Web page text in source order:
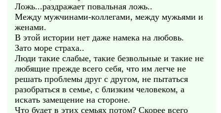
Ложь...раздражает повальная ложь..
Между мужчинами-коллегами, между мужьями и
женами.
В этой истории нет даже намека на любовь.
Зато море страха..
Люди такие слабые, такие безвольные и такие не
любящие прежде всего себя, что им легче не
решать проблемы друг с другом, не пытаться
разобраться в семье, с близким человеком, а
искать замещение на стороне.
Что будет в этих семьях потом? Скорее всего